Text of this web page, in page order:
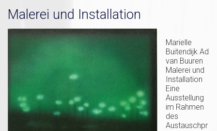
Malerei und Installation
Marielle
Buitendijk Ad
van Buuren
Malerei und
Installation
Eine
Ausstellung
im Rahmen
des
Austauschpr